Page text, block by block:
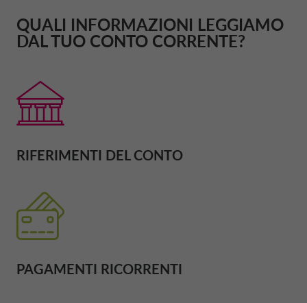
QUALI INFORMAZIONI LEGGIAMO
DAL TUO CONTO CORRENTE?
RIFERIMENTI DEL CONTO
PAGAMENTI RICORRENTI